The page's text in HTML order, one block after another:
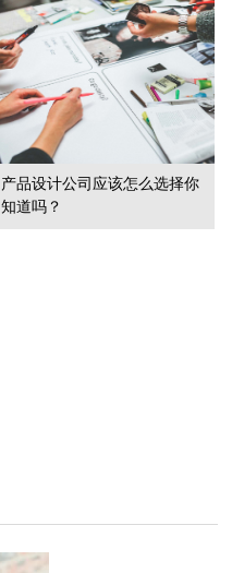
产品设计公司应该怎么选择你
知道吗？